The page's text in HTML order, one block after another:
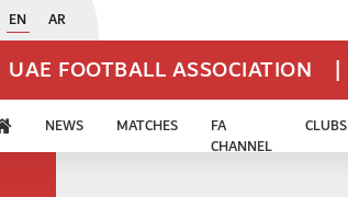
EN AR
UAE FOOTBALL ASSOCIATION |
NEWS MATCHES
FA
CHANNEL
CLUBS